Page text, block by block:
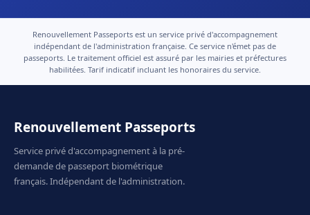
Renouvellement Passeports est un service privé d'accompagnement
indépendant de l'administration française. Ce service n'émet pas de
passeports. Le traitement officiel est assuré par les mairies et préfectures
habilitées. Tarif indicatif incluant les honoraires du service.
Renouvellement Passeports
Service privé d'accompagnement à la pré-
demande de passeport biométrique
français. Indépendant de l'administration.